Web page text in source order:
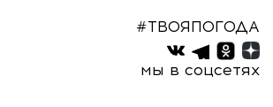
#ТВОЯПОГОДА
мы в соцсетях